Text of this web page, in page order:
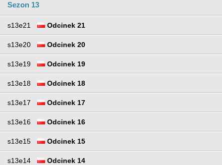
Sezon 13
s13e21 Odcinek 21
s13e20 Odcinek 20
s13e19 Odcinek 19
s13e18 Odcinek 18
s13e17 Odcinek 17
s13e16 Odcinek 16
s13e15 Odcinek 15
s13e14 Odcinek 14